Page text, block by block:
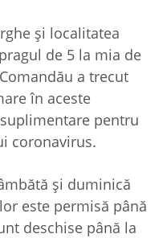
şi localitatea
de 5 la mia de
a trecut
în aceste
pentru
coronavirus.
şi duminică
este permisă până
deschise până la